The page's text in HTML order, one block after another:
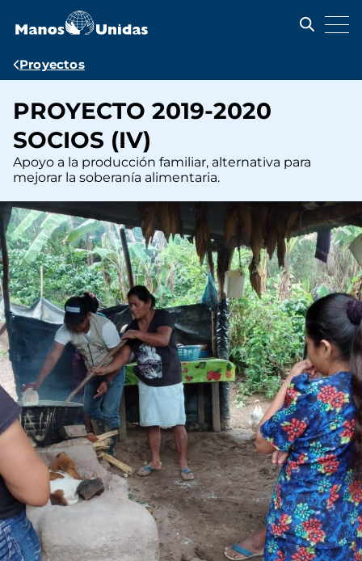
contenido
Ruta
navegación
Proyectos
PROYECTO 2019-2020
SOCIOS (IV)
Apoyo a la producción familiar, alternativa para
mejorar la soberanía alimentaria.